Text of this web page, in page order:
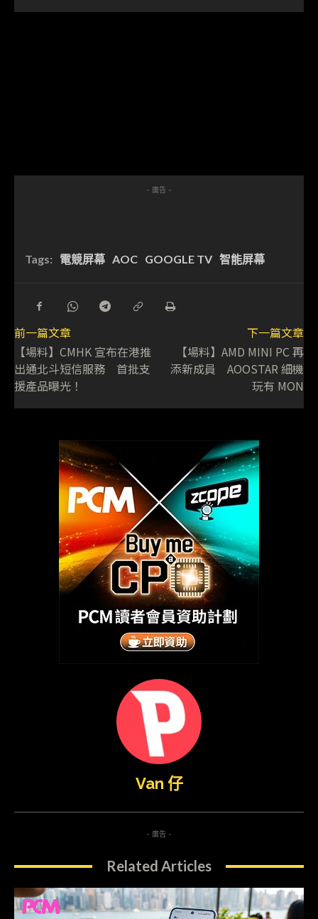
- 廣告 -
Tags: 電競屏幕 AOC GOOGLE TV 智能屏幕
前一篇文章
【場料】CMHK 宣布在港推
出通北斗短信服務 首批支
援產品曝光！
下一篇文章
【場料】AMD MINI PC 再
添新成員 AOOSTAR 細機
玩有 MON
Van 仔
- 廣告 -
Related Articles